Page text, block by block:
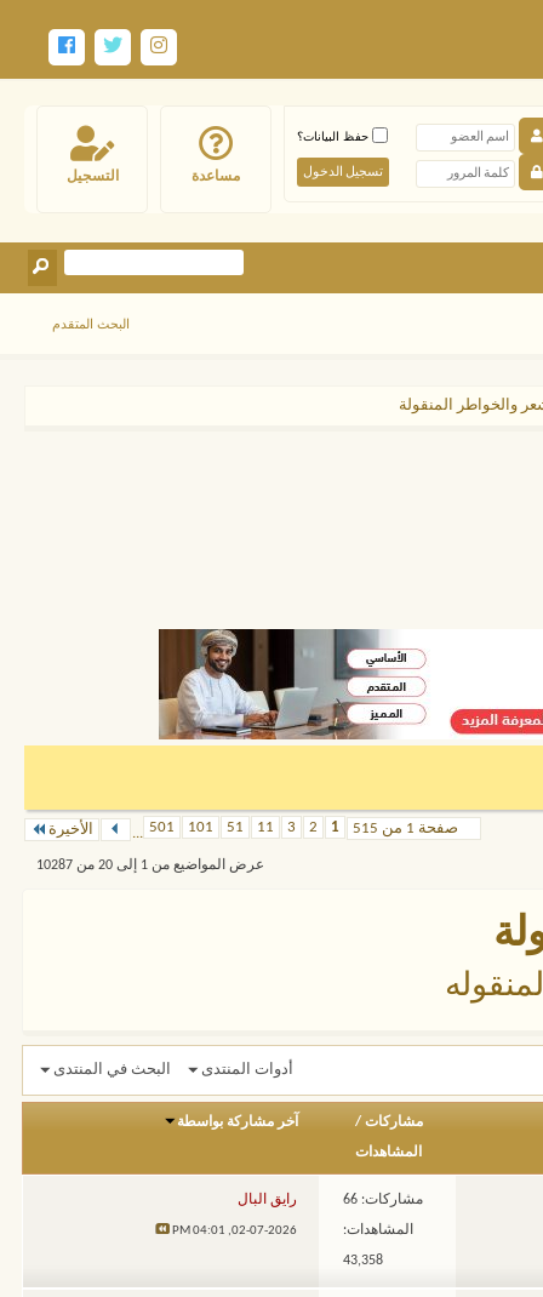
التسجيل مساعدة
حفظ البيانات؟
البحث المتقدم
والخواطر المنقولة
صفحة 1 من 515 1
2
3
11
51
101
501
... الأخيرة
عرض المواضيع من 1 إلى 20 من 10287
أدوات المنتدى البحث في المنتدى
مشاركات /
المشاهدات
آخر مشاركة بواسطة
مشاركات: 66
المشاهدات:
43,358
رايق البال
02-07-2026,
04:01 PM